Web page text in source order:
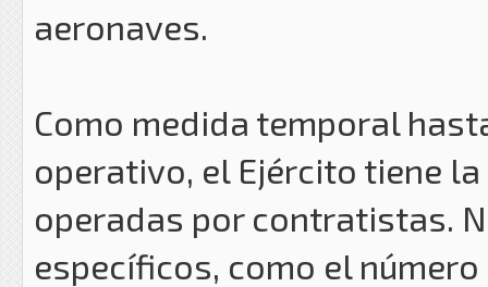
aeronaves.
Como medida temporal
operativo, el Ejército tiene
operadas por contratistas.
específicos, como el